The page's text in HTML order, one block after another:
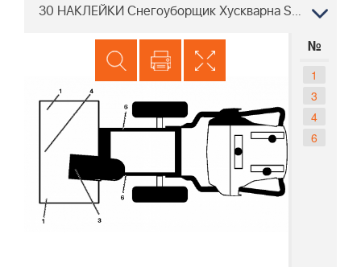
30 НАКЛЕЙКИ Снегоуборщик Хускварна ST 227P, 96193009703 2016-05
№
1
3
4
6